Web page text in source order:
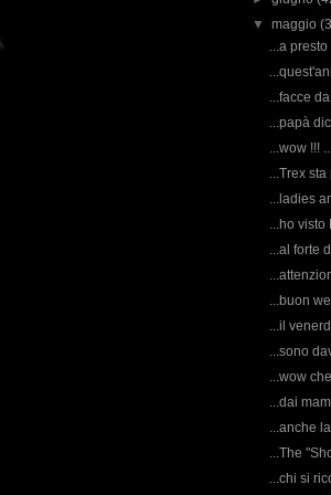
▼maggio
...a
...facce
...papà
...wow !!!
...Trex
...ladies
...ho visto
...al forte
...buon
...il
...sono
...wow
...dai
...anche
...The
...chi si